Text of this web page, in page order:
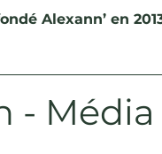
Alexann’ en
- Média